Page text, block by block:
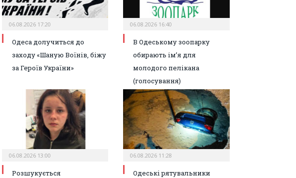
06.08.2026 17:20
Одеса долучиться до
заходу «Шаную Воїнів, біжу
за Героїв України»
06.08.2026 16:40
В Одеському зоопарку
обирають ім’я для
молодого пелікана
(голосування)
06.08.2026 13:00
Розшукується
06.08.2026 11:28
Одеські рятувальники